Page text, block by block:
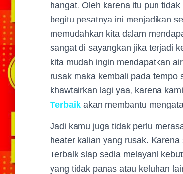
hangat. Oleh karena itu pun
begitu pesatnya ini menjadikan
memudahkan kita dalam
sangat di sayangkan jika terjadi
kita mudah ingin mendapatkan
rusak maka kembali pada tempo
khawtairkan lagi yaa, karena kami
Terbaik akan membantu
Jadi kamu juga tidak perlu
heater kalian yang rusak.
Terbaik siap sedia melayani
yang tidak panas atau keluhan